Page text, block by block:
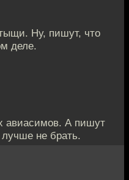
Ну, пишут, что
деле.
авиасимов. А пишут
не брать.